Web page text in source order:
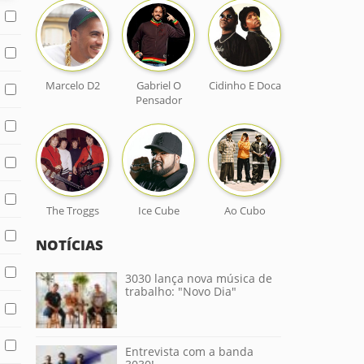
Marcelo D2
Gabriel O
Pensador
Cidinho E Doca
The Troggs Ice Cube Ao Cubo
NOTÍCIAS
3030 lança nova música de
trabalho: "Novo Dia"
Entrevista com a banda